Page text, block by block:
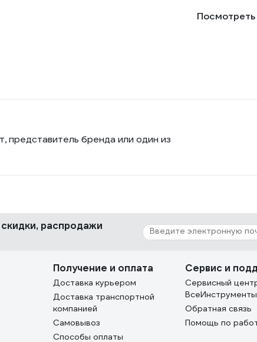
представитель бренда или один из
распродажи
Получение и оплата
Доставка курьером
Доставка транспортной
компанией
Самовывоз
Способы оплаты
Сервис и
Сервисный
Обратная связь
Помощь по